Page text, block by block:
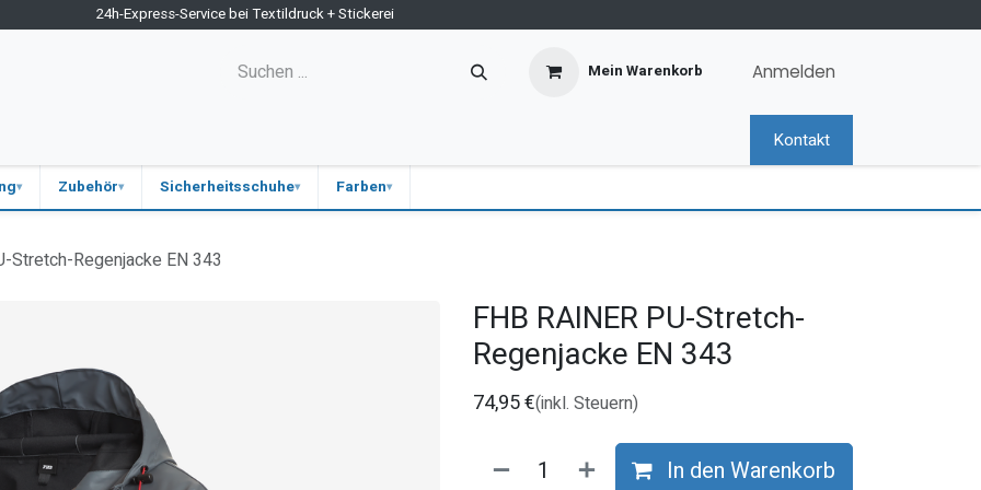
24h-Express-Service bei Textildruck + Stickerei
Mein Warenkorb Anmelden
Kontakt
Zubehör Sicherheitsschuhe Farben
Stretch-Regenjacke EN 343
FHB RAINER PU-Stretch-
Regenjacke EN 343
74,95€(inkl. Steuern)
In den Warenkorb